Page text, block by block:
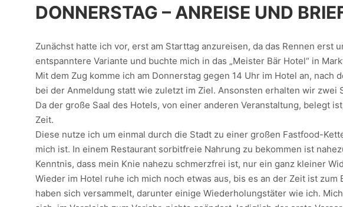
DONNERSTAG – ANREISE UND
Zunächst hatte ich vor, erst am Starttag anzureisen, da das Rennen
entspanntere Variante und buchte mich in das „Meister Bär Hotel“ in
Mit dem Zug komme ich am Donnerstag gegen 14 Uhr im Hotel an,
bei der Anmeldung statt wie zuletzt im Ziel. Ansonsten erhalten wir
Da der große Saal des Hotels, von einer anderen Veranstaltung, belegt
Zeit.
Diese nutze ich um einmal durch die Stadt zu einer großen Fastfood-
mich ist. In einem Restaurant sorbitfreie Nahrung zu bekommen ist
Kenntnis, dass mein Knie nahezu schmerzfrei ist, nur ein ganz kleiner
Wieder im Hotel ruhe ich mich noch etwas aus, bis es an der Zeit ist
haben sich versammelt, darunter einige Wiederholungstäter wie ich.